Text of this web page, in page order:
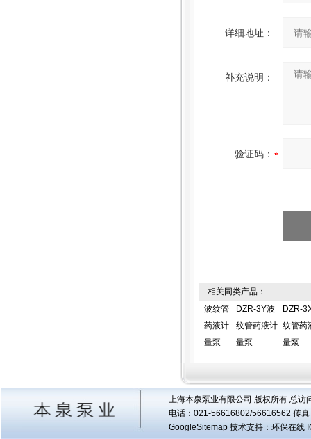
详细地址：
补充说明：
验证码：
相关同类产品：
波纹管
药液计
量泵
DZR-3Y波
纹管药液计
量泵
DZR-
纹管药
量泵
上海本泉泵业有限公司 版权所有 总访
电话：021-56616802/56616562 传
GoogleSitemap技术支持：环保在线